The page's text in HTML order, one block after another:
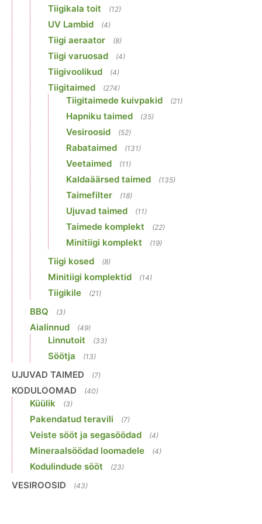
Tiigikala toit (12)
UV Lambid (4)
Tiigi aeraator (8)
Tiigi varuosad (4)
Tiigivoolikud (4)
Tiigitaimed (274)
Tiigitaimede kuivpakid (21)
Hapniku taimed (35)
Vesiroosid (52)
Rabataimed (131)
Veetaimed (11)
Kaldaäärsed taimed (135)
Taimefilter (18)
Ujuvad taimed (11)
Taimede komplekt (22)
Minitiigi komplekt (19)
Tiigi kosed (8)
Minitiigi komplektid (14)
Tiigikile (21)
BBQ (3)
Aialinnud (49)
Linnutoit (33)
Söötja (13)
UJUVAD TAIMED (7)
KODULOOMAD (40)
Küülik (3)
Pakendatud teravili (7)
Veiste sööt ja segasöödad (4)
Mineraalsöödad loomadele (4)
Kodulindude sööt (23)
VESIROOSID (43)